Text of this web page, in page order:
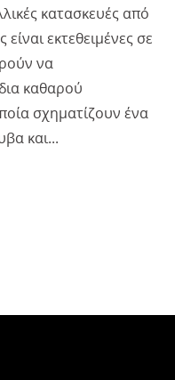
κατασκευές από
εκτεθειμένες σε
να
καθαρού
σχηματίζουν ένα
και...